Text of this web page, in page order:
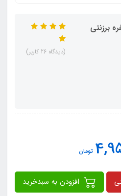
فنری 10 نفره برزنتی
(دیدگاه 26 کاربر)
تومان